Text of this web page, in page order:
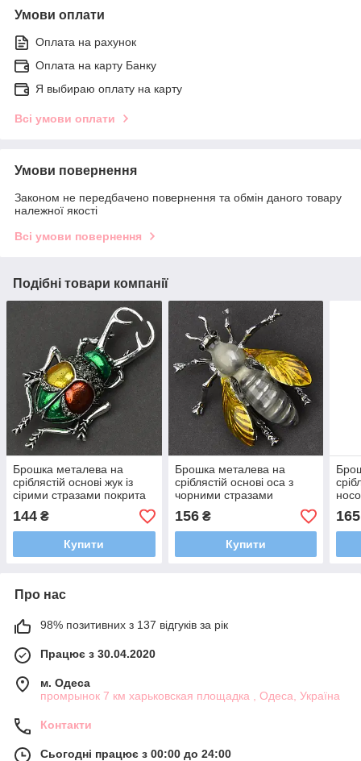
Умови оплати
Оплата на рахунок
Оплата на карту Банку
Я выбираю оплату на карту
Всі умови оплати
Умови повернення
Законом не передбачено повернення та обмін даного товару
належної якості
Всі умови повернення
Подібні товари компанії
Брошка металева на
сріблястій основі жук із
сірими стразами покрита
кольоровою емаллю
розмір 60х30 мм
144 ₴
Купити
Брошка металева на
сріблястій основі оса з
чорними стразами
покрита кольоровою
емаллю розмір 35х35 мм
156₴
Купити
165
Про нас
98% позитивних з 137 відгуків за рік
Працює з 30.04.2020
м. Одеса
промрынок 7 км харьковская площадка , Одеса, Україна
Контакти
Сьогодні працює з 00:00 до 24:00